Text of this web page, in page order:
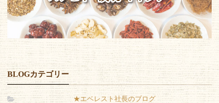
BLOGカテゴリー
★エベレスト社長のブログ